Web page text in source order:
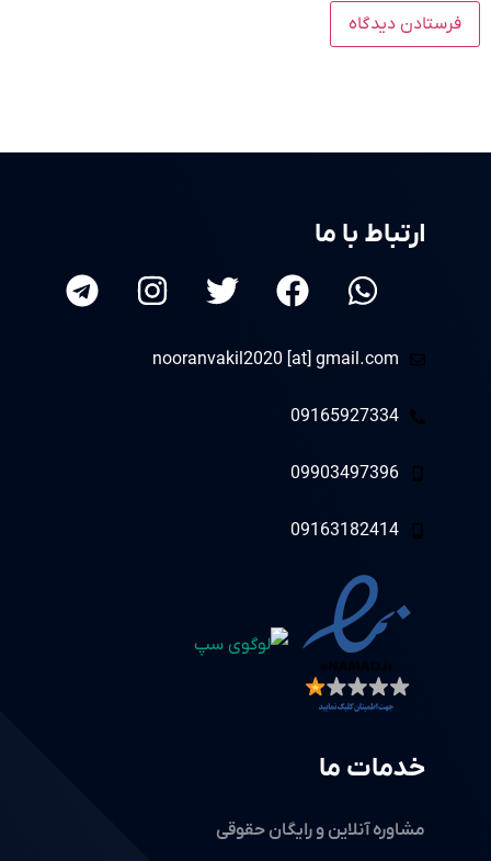
خدمات ما
مشاوره آنلاین و رایگان حقوقی
ارتباط با ما
nooranvakil2020 [at] gmail.com
09165927334
09903497396
09163182414